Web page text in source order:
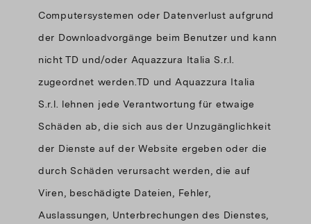
Computersystemen oder Datenverlust aufgrund
der Downloadvorgänge beim Benutzer und kann
nicht TD und/oder Aquazzura Italia S.r.l.
zugeordnet werden.TD und Aquazzura Italia
S.r.l. lehnen jede Verantwortung für etwaige
Schäden ab, die sich aus der Unzugänglichkeit
der Dienste auf der Website ergeben oder die
durch Schäden verursacht werden, die auf
Viren, beschädigte Dateien, Fehler,
Auslassungen, Unterbrechungen des Dienstes,